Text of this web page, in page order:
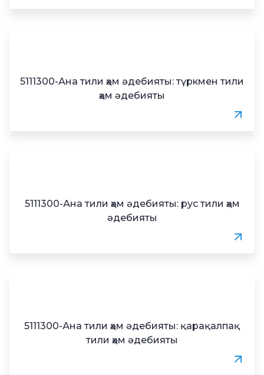
5111300-Ана тили ҳәм әдебияты: түркмен тили
ҳәм әдебияты
5111300-Ана тили ҳәм әдебияты: рус тили ҳәм
әдебияты
5111300-Ана тили ҳәм әдебияты: қарақалпақ
тили ҳәм әдебияты